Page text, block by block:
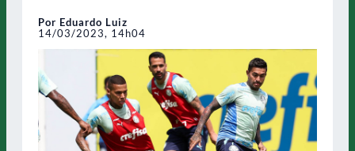
Por Eduardo Luiz
14/03/2023, 14h04